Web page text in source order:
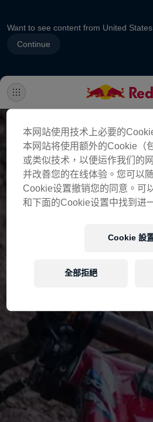
Want to see content from United
Continue
本网站使用技术上必要的
本网站将使用额外的Cookie（
或类似技术，以便运作我们的
并改善您的在线体验。您可以
Cookie设置撤销您的同意。可
和下面的Cookie设置中找到进
Cookie 設
全部拒絕